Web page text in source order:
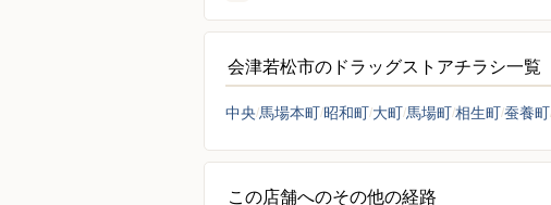
会津若松市のドラッグストアチラシ一覧
中央 馬場本町 昭和町 大町 馬場町相生町蚕養町
この店舗へのその他の経路